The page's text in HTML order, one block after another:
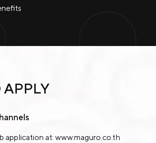
APPLY
application at: www.maguro.co.th